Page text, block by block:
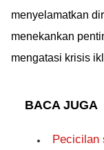
menyelamatkan
menekankan
mengatasi krisis
BACA JUGA
Pecicilan